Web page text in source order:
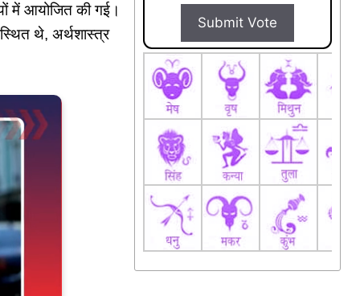
में आयोजित की गई।
थे, अर्थशास्त्र
Submit Vote